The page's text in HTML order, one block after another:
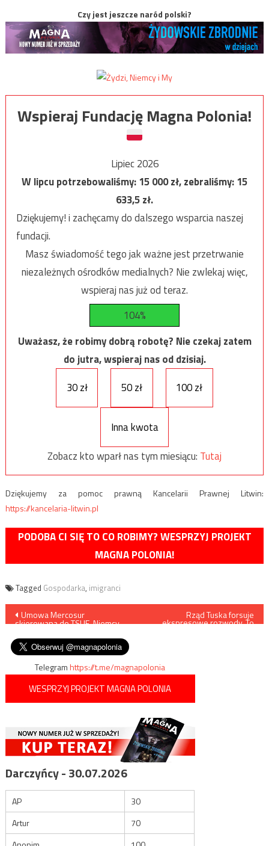
Czy jest jeszcze naród polski?
Wspieraj Fundację Magna Polonia!
Lipiec 2026
W lipcu potrzebowaliśmy:15 000zł, zebraliśmy:15
633,5zł.
Dziękujemy! i zachęcamy do dalszego wsparcia naszej
fundacji.
Masz świadomość tego jak ważne jest przetrwanie
niezależnych ośrodków medialnych? Nie zwlekaj więc,
wspieraj nas już od teraz.
104%
Uważasz, że robimy dobrą robotę? Nie czekaj zatem
do jutra, wspieraj nas od dzisiaj.
30 zł
50 zł 100 zł
Inna kwota
Zobacz kto wparł nas tym miesiącu: Tutaj
Dziękujemy za pomoc prawną Kancelarii Prawnej Litwin:
https://kancelaria-litwin.pl
PODOBA CI SIĘ TO CO ROBIMY? WESPRZYJ PROJEKT
MAGNA POLONIA!
Tagged Gospodarka, imigranci
Nawigacja
wpisu
Umowa Mercosur
skierowana do TSUE. Niemcy
Rząd Tuska forsuje
ekspresowe rozwody. To
Telegramhttps://t.me/magnapolonia
WESPRZYJ PROJEKT MAGNA POLONIA
Darczyńcy - 30.07.2026
AP
30
Artur
70